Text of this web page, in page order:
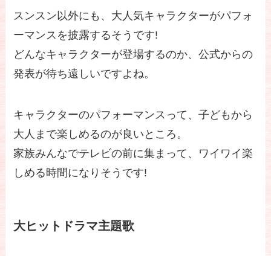
スンスン以外にも、大人気キャラクターがパフォ
ーマンスを披露するそうです!
どんなキャラクターが登場するのか、公式からの
発表が待ち遠しいですよね。
キャラクターのパフォーマンスって、子どもから
大人まで楽しめるのが良いところ。
家族みんなでテレビの前に集まって、ワイワイ楽
しめる時間になりそうです!
大ヒットドラマ主題歌